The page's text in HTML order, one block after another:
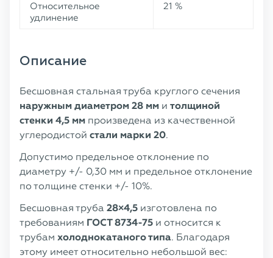
Относительное
удлинение
21 %
Описание
Бесшовная стальная труба круглого сечения
наружным диаметром 28 мм и толщиной
стенки 4,5 мм произведена из качественной
углеродистой стали марки 20.
Допустимо предельное отклонение по
диаметру +/- 0,30 мм и предельное отклонение
по толщине стенки +/- 10%.
Бесшовная труба 28×4,5 изготовлена по
требованиям ГОСТ 8734-75 и относится к
трубам холоднокатаного типа. Благодаря
этому имеет относительно небольшой вес: